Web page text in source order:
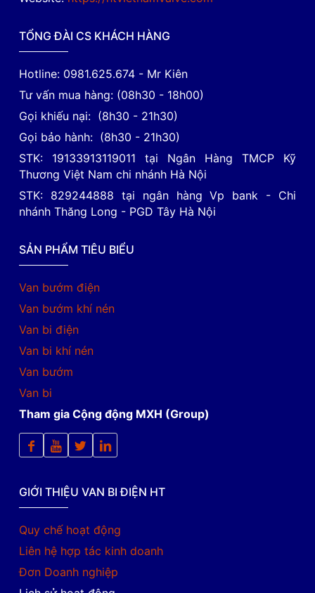
TỔNG ĐÀI CS KHÁCH HÀNG
Hotline: 0981.625.674 - Mr Kiên
Tư vấn mua hàng: (08h30 - 18h00)
Gọi khiếu nại: (8h30 - 21h30)
Gọi bảo hành: (8h30 - 21h30)
STK: 19133913119011 tại Ngân Hàng TMCP Kỹ
Thương Việt Nam chi nhánh Hà Nội
STK: 829244888 tại ngân hàng Vp bank - Chi
nhánh Thăng Long - PGD Tây Hà Nội
SẢN PHẨM TIÊU BIỂU
Van bướm điện
Van bướm khí nén
Van bi điện
Van bi khí nén
Van bướm
Van bi
Tham gia Cộng động MXH (Group)
GIỚI THIỆU VAN BI ĐIỆN HT
Quy chế hoạt động
Liên hệ hợp tác kinh doanh
Đơn Doanh nghiệp